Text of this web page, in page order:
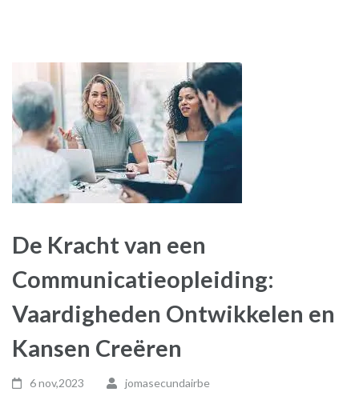
De Kracht van een
Communicatieopleiding:
Vaardigheden Ontwikkelen en
Kansen Creëren
6 nov,2023
jomasecundairbe